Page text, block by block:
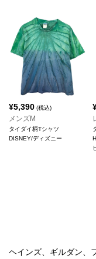
¥5,390 (税込)
メンズM
タイダイ柄Tシャツ
DISNEY/ディズニー
ヘインズ、ギルダン、